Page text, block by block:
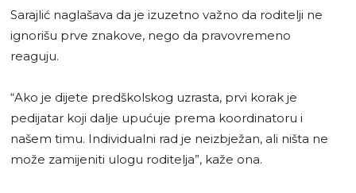
Sarajlić naglašava da je izuzetno važno da roditelji ne
ignorišu prve znakove, nego da pravovremeno
reaguju.
“Ako je dijete predškolskog uzrasta, prvi korak je
pedijatar koji dalje upućuje prema koordinatoru i
našem timu. Individualni rad je neizbježan, ali ništa ne
može zamijeniti ulogu roditelja”, kaže ona.